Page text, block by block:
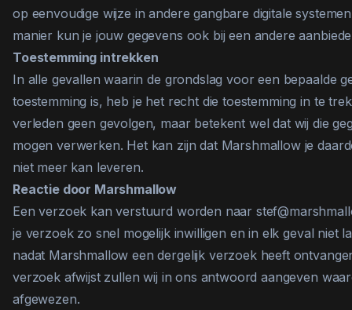
op eenvoudige wijze in andere gangbare digitale
manier kun je jouw gegevens ook bij een andere
Toestemming intrekken
In alle gevallen waarin de grondslag voor een bepaalde
toestemming is, heb je het recht die toestemming in te
verleden geen gevolgen, maar betekent wel dat wij die
mogen verwerken. Het kan zijn dat Marshmallow je
niet meer kan leveren.
Reactie door Marshmallow
Een verzoek kan verstuurd worden naar
je verzoek zo snel mogelijk inwilligen en in elk geval niet
nadat Marshmallow een dergelijk verzoek heeft
verzoek afwijst zullen wij in ons antwoord aangeven
afgewezen.